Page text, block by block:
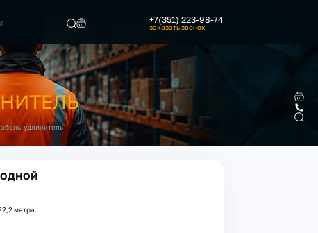
+7(351) 223-98-74
заказать звонок
удлинитель
метра.